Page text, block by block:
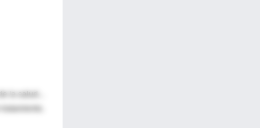
la salud...